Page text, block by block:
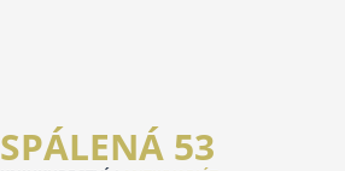
SPÁLENÁ 53